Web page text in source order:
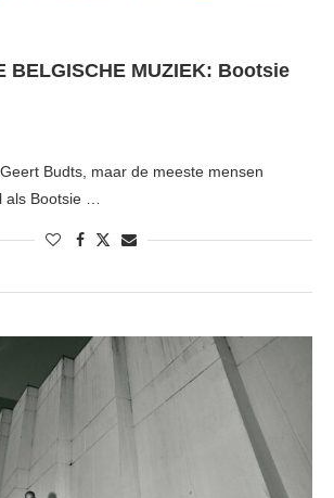
BELGISCHE MUZIEK: Bootsie
Budts, maar de meeste mensen
als Bootsie …